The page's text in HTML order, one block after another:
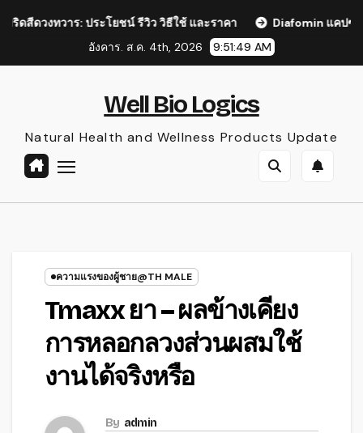
: ประโยชน์ รีวิว วิธีใช้ และราคา
Diafomin แคปซูล: ทางเลือกใ
อังคาร. ส.ค. 4th, 2026
9:51:50 AM
Well Bio Logics
Natural Health and Wellness Products Update
ความแรงของผู้ชาย@TH MALE
Tmaxx ยา – ผลข้างเคียง
การหลอกลวงส่วนผสมใช้
งานได้จริงหรือ
By admin